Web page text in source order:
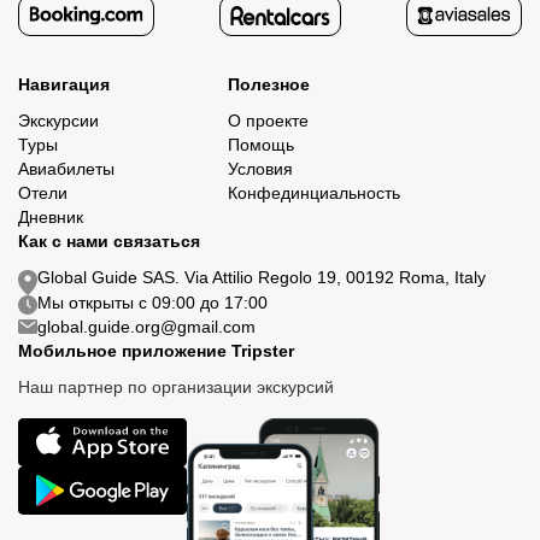
Навигация
Экскурсии
Туры
Авиабилеты
Отели
Дневник
Полезное
О проекте
Помощь
Условия
Конфединциальность
Как с нами связаться
Global Guide SAS. Via Attilio Regolo 19, 00192 Roma, Italy
Мы открыты с 09:00 до 17:00
global.guide.org@gmail.com
Мобильное приложение Tripster
Наш партнер по организации экскурсий